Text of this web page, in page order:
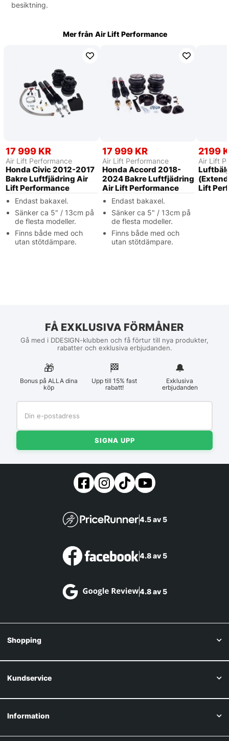
besiktning.
Mer från Air Lift Performance
17 999 KR
Air Lift Performance
Honda Civic 2012-2017
Bakre Luftfjädring Air
Lift Performance
Endast bakaxel.
Sänker ca 5" / 13cm på
de flesta modeller.
Finns både med och
utan stötdämpare.
17 999 KR
Air Lift Performance
Honda Accord 2018-
2024 Bakre Luftfjädring
Air Lift Performance
Endast bakaxel.
Sänker ca 5" / 13cm på
de flesta modeller.
Finns både med och
utan stötdämpare.
2199
Air Lift
Lift
FÅ EXKLUSIVA FÖRMÅNER
Gå med i DDESIGN-klubben och få förtur till nya produkter,
rabatter och exklusiva erbjudanden.
🎁
Bonus på ALLA dina
köp
🏁︎
Upp till 15% fast
rabatt!
🔔
Exklusiva
erbjudanden
SIGNA UPP
4.5 av 5
4.8 av 5
4.8 av 5
Shopping
Kundservice
Information